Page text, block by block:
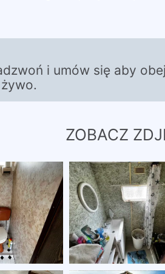
i umów się aby
żywo.
ZOBACZ